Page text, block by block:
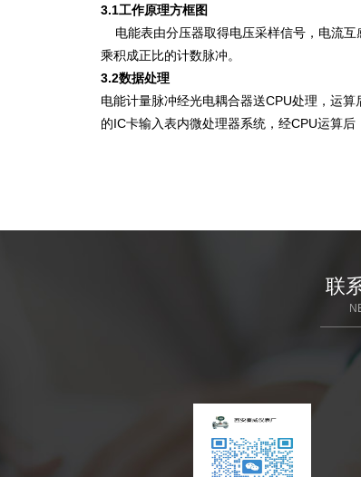
3.1工作原理方框图
电能表由分压器取得电压采样信号，电流互
乘积成正比的计数脉冲。
3.2数据处理
电能计量脉冲经光电耦合器送CPU处理，运
的IC卡输入表内微处理器系统，经CPU运算后
联